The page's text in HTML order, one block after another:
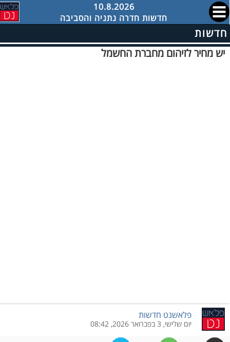
10.8.2026
חדשות חדרה נתניה והסביבה
חדשות
יש מחיר לזיהום מחברת החשמל
פלאשנט חדשות
יום שלישי, 3 בפברואר 2026, 08:42